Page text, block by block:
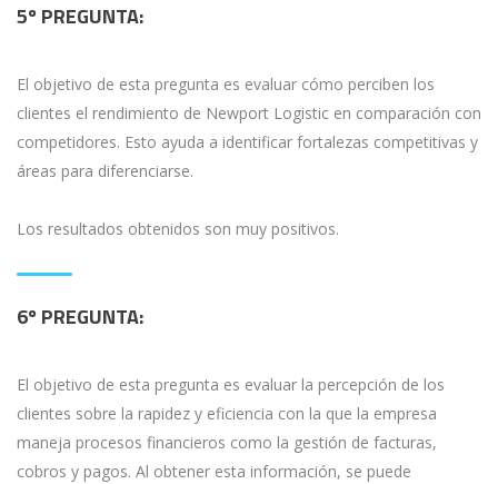
5º PREGUNTA:
El objetivo de esta pregunta es evaluar cómo perciben los
clientes el rendimiento de Newport Logistic en comparación con
competidores. Esto ayuda a identificar fortalezas competitivas y
áreas para diferenciarse.
Los resultados obtenidos son muy positivos.
6º PREGUNTA:
El objetivo de esta pregunta es evaluar la percepción de los
clientes sobre la rapidez y eficiencia con la que la empresa
maneja procesos financieros como la gestión de facturas,
cobros y pagos. Al obtener esta información, se puede